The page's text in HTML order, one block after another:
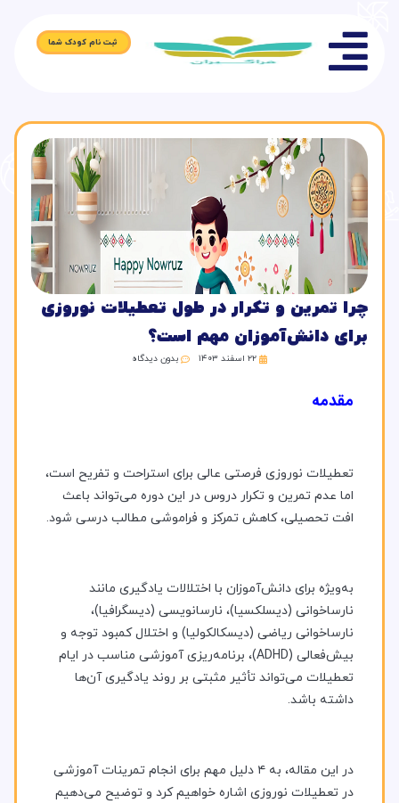
ثبت نام کودک شما
چرا تمرین و تکرار در طول تعطیلات نوروزی
برای دانش‌آموزان مهم است؟
۲۲ اسفند ۱۴۰۳ بدون دیدگاه
مقدمه
تعطیلات نوروزی فرصتی عالی برای استراحت و تفریح است،
اما عدم تمرین و تکرار دروس در این دوره می‌تواند باعث
افت تحصیلی، کاهش تمرکز و فراموشی مطالب درسی شود.
به‌ویژه برای دانش‌آموزان با اختلالات یادگیری مانند
نارساخوانی (دیسلکسیا)، نارسانویسی (دیسگرافیا)،
نارساخوانی ریاضی (دیسکالکولیا) و اختلال کمبود توجه و
بیش‌فعالی (ADHD)، برنامه‌ریزی آموزشی مناسب در ایام
تعطیلات می‌تواند تأثیر مثبتی بر روند یادگیری آن‌ها
داشته باشد.
در این مقاله، به ۴ دلیل مهم برای انجام تمرینات آموزشی
در تعطیلات نوروزی اشاره خواهیم کرد و توضیح می‌دهیم